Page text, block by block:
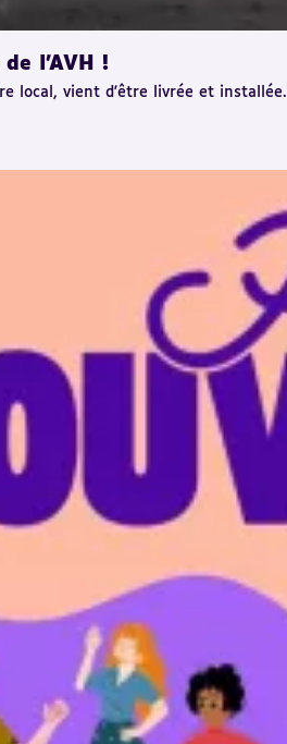
l'AVH !
local, vient d'être livrée et installée.